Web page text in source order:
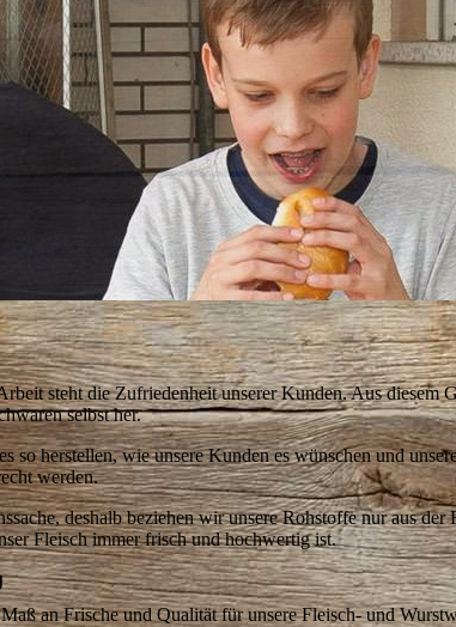
steht die Zufriedenheit unserer Kunden. Aus diesem
selbst her.
so herstellen, wie unsere Kunden es wünschen und
werden.
deshalb beziehen wir unsere Rohstoffe nur aus der
Fleisch immer frisch und hochwertig ist.
an Frische und Qualität für unsere Fleisch- und